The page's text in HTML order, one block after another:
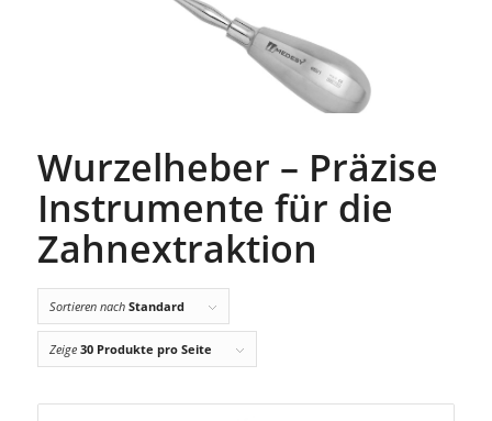
Wurzelheber – Präzise
Instrumente für die
Zahnextraktion
Sortieren nach Standard
Zeige 30 Produkte pro Seite